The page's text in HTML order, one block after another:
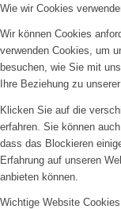
Wie wir Cookies
Wir können Cookies
verwenden Cookies, um
besuchen, wie Sie mit
Ihre Beziehung zu
Klicken Sie auf die
erfahren. Sie können
dass das Blockieren
Erfahrung auf unseren
anbieten können.
Wichtige Website Cookies